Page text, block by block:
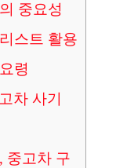
중요성
스트 활용
령
차 사기
중고차 구